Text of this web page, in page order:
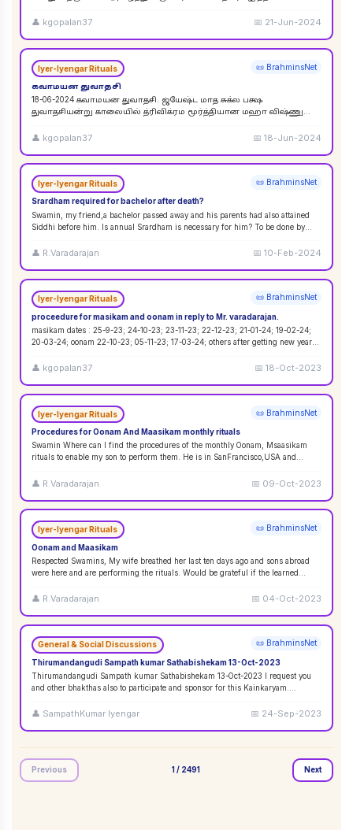
👤 kgopalan37 📅 21-Jun-2024
Iyer-Iyengar Rituals 📜 BrahminsNet
கவாமயன துவாதசி
18-06-2024 கவாமயன துவாதசி. ஜ்யேஷ்ட மாத சுக்ல பக்ஷ
துவாதசியன்று காலையில் த்ரிவிக்ரம மூர்த்தியான மஹா விஷ்ணு
👤 kgopalan37 📅18-Jun-2024
Iyer-Iyengar Rituals 📜 BrahminsNet
Srardham required for bachelor after death?
Swamin, my friend,a bachelor passed away and his parents had also attained
Siddhi before him. Is annual Srardham is necessary for him? To be done by
👤 R.Varadarajan 📅10-Feb-2024
Iyer-Iyengar Rituals 📜 BrahminsNet
proceedure for masikam and oonam in reply to Mr. varadarajan.
masikam dates : 25-9-23; 24-10-23; 23-11-23; 22-12-23; 21-01-24; 19-02-24;
20-03-24; oonam 22-10-23; 05-11-23; 17-03-24; others after getting new year...
👤 kgopalan37 📅18-Oct-2023
Iyer-Iyengar Rituals 📜 BrahminsNet
Procedures for Oonam And Maasikam monthly rituals
Swamin Where can I find the procedures of the monthly Oonam, Msaasikam
rituals to enable my son to perform them. He is in SanFrancisco,USA and
👤 R.Varadarajan 📅 09-Oct-2023
Iyer-Iyengar Rituals 📜 BrahminsNet
Oonam and Maasikam
Respected Swamins, ​​​​​​My wife breathed her last ten days ago and sons abroad
were here and are performing the rituals. Would be grateful if the learned
👤 R.Varadarajan 📅 04-Oct-2023
General & Social Discussions 📜 BrahminsNet
Thirumandangudi Sampath kumar Sathabishekam 13-Oct-2023
Thirumandangudi Sampath kumar Sathabishekam 13-Oct-2023 I request you
and other bhakthas also to participate and sponsor for this Kainkaryam.
👤 SampathKumar Iyengar 📅 24-Sep-2023
Previous 1 / 2491 Next